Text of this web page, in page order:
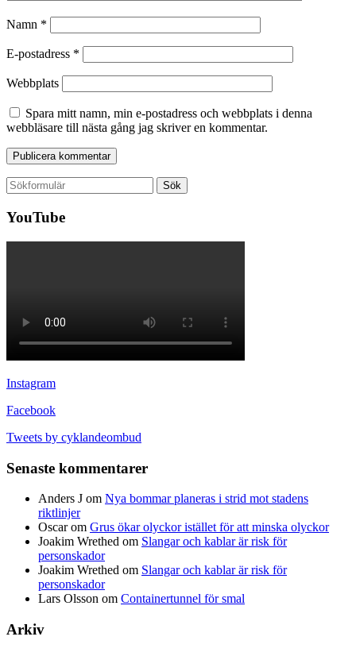
Namn *
E-postadress *
Webbplats
Spara mitt namn, min e-postadress och webbplats i denna
webbläsare till nästa gång jag skriver en kommentar.
Sök
efter:
YouTube
Instagram
Facebook
Tweets by cyklandeombud
Senaste kommentarer
Anders J om Nya bommar planeras i strid mot stadens
riktlinjer
Oscarom Grus ökar olyckor istället för att minska olyckor
Joakim Wrethed om Slangar och kablar är risk för
personskador
Joakim Wrethed om Slangar och kablar är risk för
personskador
Lars Olsson om Containertunnel för smal
Arkiv